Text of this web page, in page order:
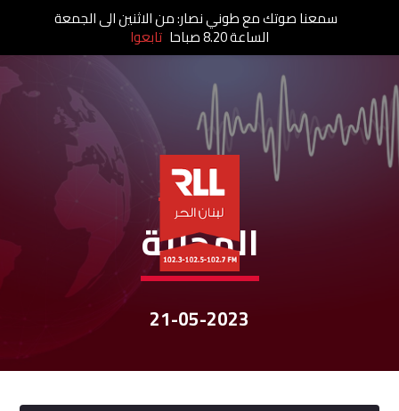
نشرات الأخبار
المحليّة
21-05-2023
سمعنا صوتك مع طوني نصار: من الاثنين الى الجمعة
الساعة 8.20 صباحا تابعوا